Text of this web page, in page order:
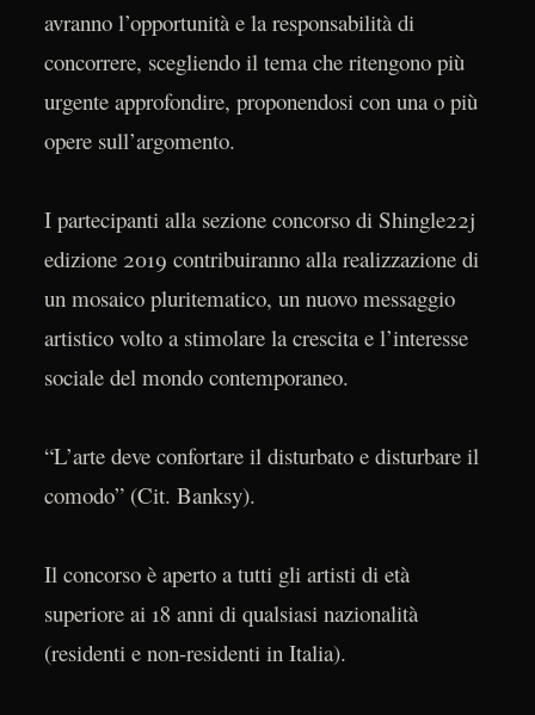
avranno l’opportunità e la responsabilità di
concorrere, scegliendo il tema che ritengono più
urgente approfondire, proponendosi con una o più
opere sull’argomento.
I partecipanti alla sezione concorso di Shingle22j
edizione 2019 contribuiranno alla realizzazione di
un mosaico pluritematico, un nuovo messaggio
artistico volto a stimolare la crescita e l’interesse
sociale del mondo contemporaneo.
“L’arte deve confortare il disturbato e disturbare il
comodo” (Cit. Banksy).
Il concorso è aperto a tutti gli artisti di età
superiore ai 18 anni di qualsiasi nazionalità
(residenti e non-residenti in Italia).